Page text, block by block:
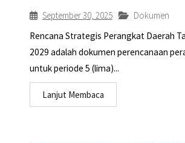
September 30, 2025
Dokumen
Rencana Strategis Perangkat Daerah
2029 adalah dokumen perencanaan
untuk periode 5 (lima)...
Lanjut Membaca